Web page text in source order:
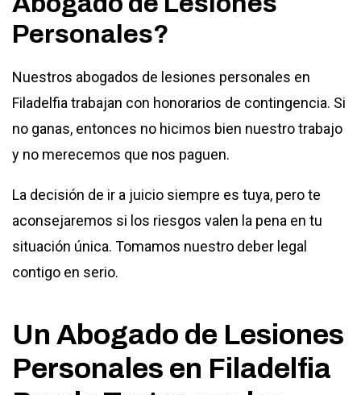
Personales?
Nuestros abogados de lesiones personales en
Filadelfia trabajan con honorarios de contingencia. Si
no ganas, entonces no hicimos bien nuestro trabajo
y no merecemos que nos paguen.
La decisión de ir a juicio siempre es tuya, pero te
aconsejaremos si los riesgos valen la pena en tu
situación única. Tomamos nuestro deber legal
contigo en serio.
Un Abogado de Lesiones
Personales en Filadelfia